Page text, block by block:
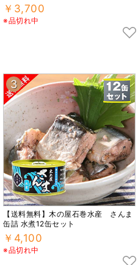
￥3,700
※品切れ中
3
【送料無料】木の屋石巻水産 さんま
缶詰 水煮12缶セット
￥4,100
※品切れ中